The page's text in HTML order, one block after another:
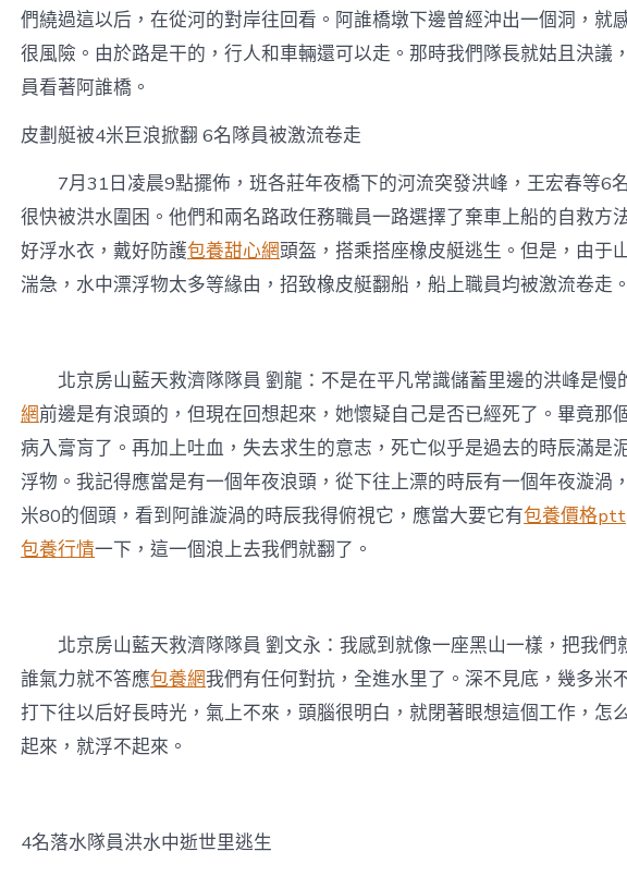
們繞過這以后，在從河的對岸往回看。阿誰橋墩下邊曾經沖出一個洞，就
很風險。由於路是干的，行人和車輛還可以走。那時我們隊長就姑且決議
員看著阿誰橋。
皮劃艇被4米巨浪掀翻 6名隊員被激流卷走
7月31日凌晨9點擺佈，班各莊年夜橋下的河流突發洪峰，王宏春等6
很快被洪水圍困。他們和兩名路政任務職員一路選擇了棄車上船的自救方
好浮水衣，戴好防護包養甜心網頭盔，搭乘搭座橡皮艇逃生。但是，由于
湍急，水中漂浮物太多等緣由，招致橡皮艇翻船，船上職員均被激流卷走。
北京房山藍天救濟隊隊員 劉龍：不是在平凡常識儲蓄里邊的洪峰是慢
網前邊是有浪頭的，但現在回想起來，她懷疑自己是否已經死了。畢竟那
病入膏肓了。再加上吐血，失去求生的意志，死亡似乎是過去的時辰滿是
浮物。我記得應當是有一個年夜浪頭，從下往上漂的時辰有一個年夜漩渦
米80的個頭，看到阿誰漩渦的時辰我得俯視它，應當大要它有包養價格ptt
包養行情一下，這一個浪上去我們就翻了。
北京房山藍天救濟隊隊員 劉文永：我感到就像一座黑山一樣，把我們
誰氣力就不答應包養網我們有任何對抗，全進水里了。深不見底，幾多米
打下往以后好長時光，氣上不來，頭腦很明白，就閉著眼想這個工作，怎
起來，就浮不起來。
4名落水隊員洪水中逝世里逃生